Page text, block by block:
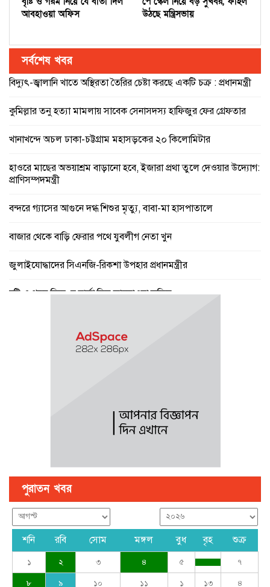
আবহাওয়া অফিস
উঠছে মন্ত্রিসভায়
সর্বশেষ খবর
বিদ্যুৎ-জ্বালানি খাতে অস্থিরতা তৈরির চেষ্টা করছে একটি চক্র : প্রধানমন্ত্রী
কুমিল্লার তনু হত্যা মামলায় সাবেক সেনাসদস্য হাফিজুর ফের গ্রেফতার
খানাখন্দে অচল ঢাকা-চট্টগ্রাম মহাসড়কের ২০ কিলোমিটার
হাওরে মাছের অভয়াশ্রম বাড়ানো হবে, ইজারা প্রথা তুলে দেওয়ার উদ্যোগ:
প্রাণিসম্পদমন্ত্রী
বন্দরে গ্যাসের আগুনে দগ্ধ শিশুর মৃত্যু, বাবা-মা হাসপাতালে
বাজার থেকে বাড়ি ফেরার পথে যুবলীগ নেতা খুন
জুলাইযোদ্ধাদের সিএনজি-রিকশা উপহার প্রধানমন্ত্রীর
বৃষ্টি ও গরম নিয়ে যে বার্তা দিল আবহাওয়া অফিস
গণঅভ্যুত্থান ছিল ১৭ বছরের ধারাবাহিক আন্দোলনের ফসল : স্বরাষ্ট্রমন্ত্রী
পুরাতন খবর
শনি রবি সোম মঙ্গল বুধ বৃহ শুক্র
১ ২ ৩ ৪ ৫ ৭
৮ ৯ ১০ ১১ ১ ১৩ ৪